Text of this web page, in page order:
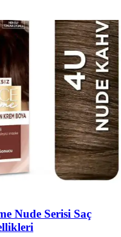
Nude Serisi Saç